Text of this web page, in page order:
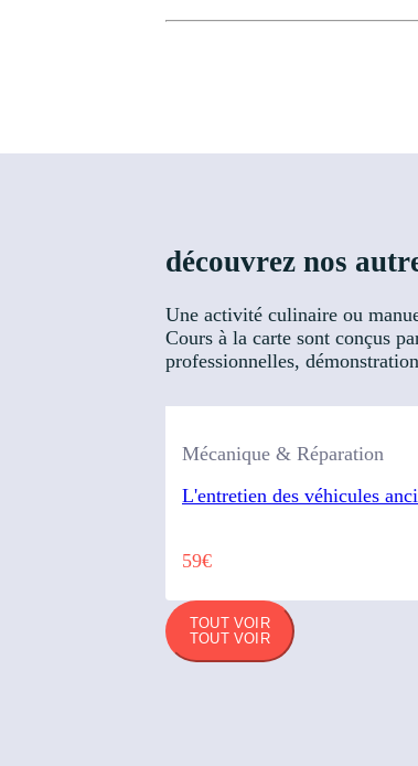
découvrez nos
Une activité culinaire ou
Cours à la carte sont conçus
professionnelles,
Mécanique & Réparation
L'entretien des véhicules
59€
TOUT VOIR
TOUT VOIR